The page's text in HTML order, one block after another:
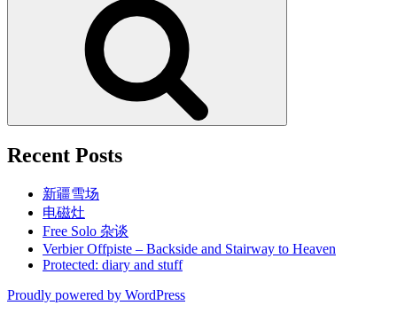
Recent Posts
新疆雪场
电磁灶
Free Solo 杂谈
Verbier Offpiste – Backside and Stairway to Heaven
Protected: diary and stuff
Proudly powered by WordPress